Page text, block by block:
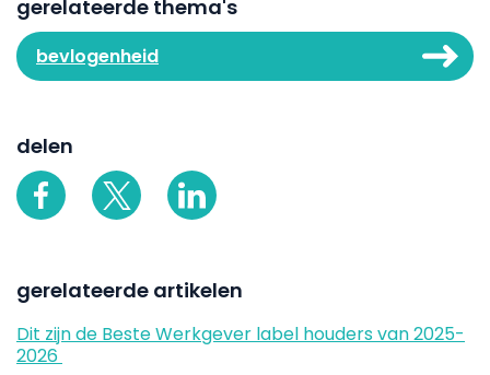
gerelateerde thema's
bevlogenheid
delen
gerelateerde artikelen
Dit zijn de Beste Werkgever label houders van 2025-
2026